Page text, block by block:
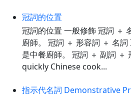
冠詞的位置
冠詞的位置 一般修飾 冠詞 ＋
廚師。 冠詞 ＋ 形容詞 ＋ 名
是中餐廚師。 冠詞 ＋ 副詞 ＋
quickly Chinese cook...
指示代名詞 Demonstrative